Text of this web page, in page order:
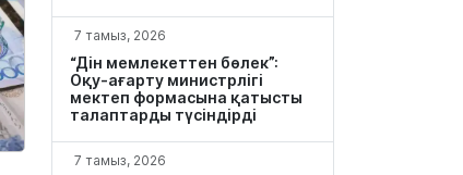
7 тамыз, 2026
“Дін мемлекеттен бөлек”:
Оқу-ағарту министрлігі
мектеп формасына қатысты
талаптарды түсіндірді
7 тамыз, 2026